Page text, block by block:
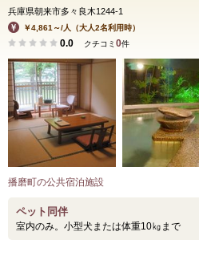
兵庫県朝来市多々良木1244-1
￥4,861～/人（大人2名利用時）
0.0 クチコミ 0件
播磨町の公共宿泊施設
ペット同伴
室内のみ。小型犬または体重10㎏まで